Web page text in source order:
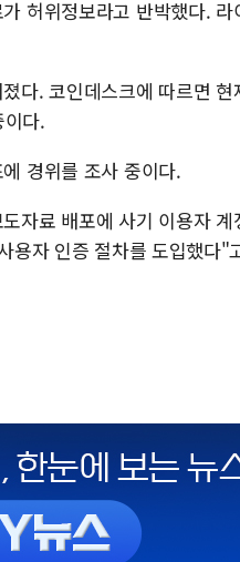
허위정보라고 반박했다.
다. 코인데스크에 따르면
다.
경위를 조사 중이다.
자료 배포에 사기 이용자
용자 인증 절차를 도입했다"